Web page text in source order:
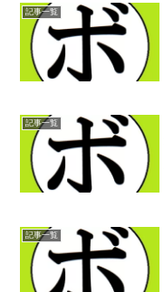
記事一覧
記事一覧
記事一覧